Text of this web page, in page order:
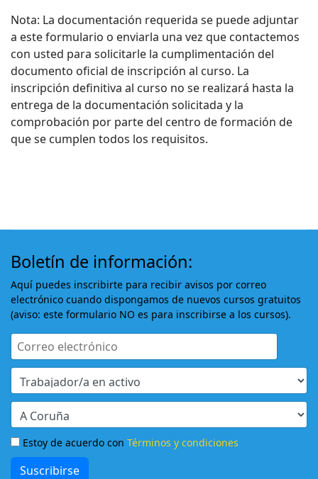
Nota: La documentación requerida se puede adjuntar
a este formulario o enviarla una vez que contactemos
con usted para solicitarle la cumplimentación del
documento oficial de inscripción al curso. La
inscripción definitiva al curso no se realizará hasta la
entrega de la documentación solicitada y la
comprobación por parte del centro de formación de
que se cumplen todos los requisitos.
Boletín de información:
Aquí puedes inscribirte para recibir avisos por correo
electrónico cuando dispongamos de nuevos cursos gratuitos
(aviso: este formulario NO es para inscribirse a los cursos).
Estoy de acuerdo con Términos y condiciones
Suscribirse